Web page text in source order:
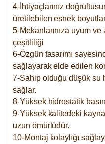
4-İhtiyaçlarınız
üretilebilen esnek
5-Mekanlarınıza uyum
çeşitliliği
6-Özgün tasarımı
sağlayarak elde edilen
7-Sahip olduğu düşük su
sağlar.
8-Yüksek hidrostatik
9-Yüksek kalitedeki
uzun ömürlüdür.
10-Montaj kolaylığı